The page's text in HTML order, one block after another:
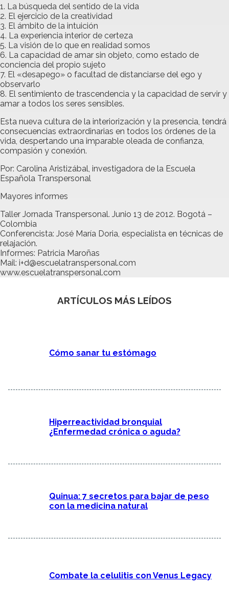
1. La búsqueda del sentido de la vida
2. El ejercicio de la creatividad
3. El ámbito de la intuición
4. La experiencia interior de certeza
5. La visión de lo que en realidad somos
6. La capacidad de amar sin objeto, como estado de
conciencia del propio sujeto
7. El «desapego» o facultad de distanciarse del ego y
observarlo
8. El sentimiento de trascendencia y la capacidad de servir y
amar a todos los seres sensibles.
Esta nueva cultura de la interiorización y la presencia, tendrá
consecuencias extraordinarias en todos los órdenes de la
vida, despertando una imparable oleada de confianza,
compasión y conexión.
Por: Carolina Aristizábal, investigadora de la Escuela
Española Transpersonal
Mayores informes
Taller Jornada Transpersonal. Junio 13 de 2012. Bogotá –
Colombia
Conferencista: José María Doria, especialista en técnicas de
relajación.
Informes: Patricia Maroñas
Mail: i+d@escuelatranspersonal.com
www.escuelatranspersonal.com
ARTÍCULOS MÁS LEÍDOS
Cómo sanar tu estómago
Hiperreactividad bronquial
¿Enfermedad crónica o aguda?
Quinua: 7 secretos para bajar de peso
con la medicina natural
Combate la celulitis con Venus Legacy